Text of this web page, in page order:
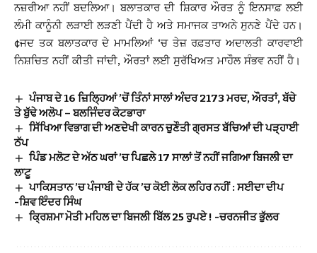
ਨਜ਼ਰੀਆ ਨਹੀਂ ਬਦਲਿਆ। ਬਲਾਤਕਾਰ ਦੀ ਸ਼ਿਕਾਰ ਔਰਤ ਨੂੰ ਇਨਸਾਫ਼ ਲਈ
ਲੰਮੀ ਕਾਨੂੰਨੀ ਲੜਾਈ ਲੜਣੀ ਪੈਂਦੀ ਹੈ ਅਤੇ ਸਮਾਜਕ ਤਾਅਨੇ ਸੁਨਣੇ ਪੈਂਦੇ ਹਨ।
¢ਜਦ ਤਕ ਬਲਾਤਕਾਰ ਦੇ ਮਾਮਲਿਆਂ ‘ਚ ਤੇਜ਼ ਰਫ਼ਤਾਰ ਅਦਾਲਤੀ ਕਾਰਵਾਈ
ਨਿਸ਼ਚਿਤ ਨਹੀਂ ਕੀਤੀ ਜਾਂਦੀ, ਔਰਤਾਂ ਲਈ ਸੁਰੱਖਿਅਤ ਮਾਹੌਲ ਸੰਭਵ ਨਹੀਂ ਹੈ।
ਪੰਜਾਬ ਦੇ 16 ਜ਼ਿਲ੍ਹਿਆਂ ’ਚੋਂ ਤਿੰਨਾਂ ਸਾਲਾਂ ਅੰਦਰ 2173 ਮਰਦ, ਔਰਤਾਂ, ਬੱਚੇ
ਤੇ ਬੁੱਢੇ ਅਲੋਪ – ਬਲਜਿੰਦਰ ਕੋਟਭਾਰਾ
ਸਿੱਖਿਆ ਵਿਭਾਗ ਦੀ ਅਣਦੇਖੀ ਕਾਰਨ ਚੁਣੌਤੀ ਗ੍ਰਸਤ ਬੱਚਿਆਂ ਦੀ ਪੜ੍ਹਾਈ
ਠੱਪ
ਪਿੰਡ ਮਲੋਟ ਦੇ ਅੱਠ ਘਰਾਂ ’ਚ ਪਿਛਲੇ 17 ਸਾਲਾਂ ਤੋਂ ਨਹੀਂ ਜਗਿਆ ਬਿਜਲੀ ਦਾ
ਲਾਟੂ
ਪਾਕਿਸਤਾਨ ’ਚ ਪੰਜਾਬੀ ਦੇ ਹੱਕ ’ਚ ਕੋਈ ਲੋਕ ਲਹਿਰ ਨਹੀਂ : ਸਈਦਾ ਦੀਪ
-ਸ਼ਿਵ ਇੰਦਰ ਸਿੰਘ
ਕ੍ਰਿਸ਼ਮਾ ਮੋਤੀ ਮਹਿਲ ਦਾ ਬਿਜਲੀ ਬਿੱਲ 25 ਰੁਪਏ ! -ਚਰਨਜੀਤ ਭੁੱਲਰ